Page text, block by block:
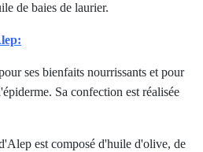
de baies de laurier.
ses bienfaits nourrissants et pour
Sa confection est réalisée
est composé d'huile d'olive, de